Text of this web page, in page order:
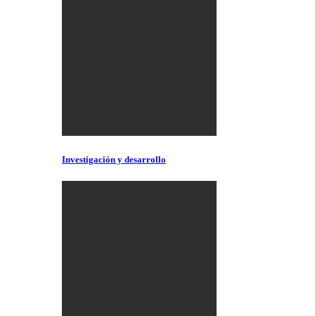
Investigación y desarrollo